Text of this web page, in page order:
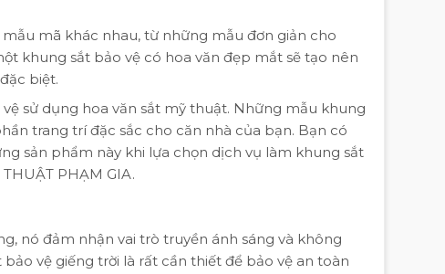
mã khác nhau, từ những mẫu đơn giản cho
khung sắt bảo vệ có hoa văn đẹp mắt sẽ tạo nên
biệt.
sử dụng hoa văn sắt mỹ thuật. Những mẫu khung
trang trí đặc sắc cho căn nhà của bạn. Bạn có
sản phẩm này khi lựa chọn dịch vụ làm khung sắt
PHẠM GIA.
nó đảm nhận vai trò truyền ánh sáng và không
vệ giếng trời là rất cần thiết để bảo vệ an toàn